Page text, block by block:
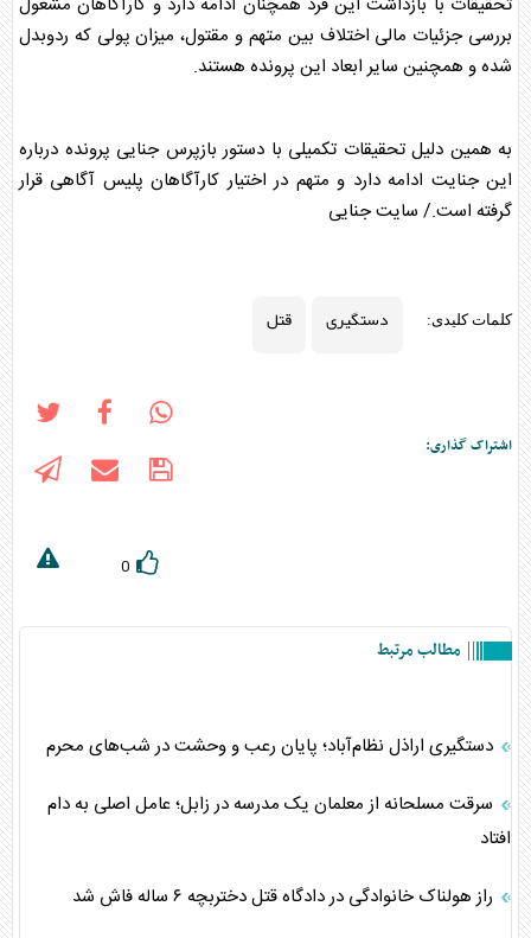
بررسی جزئیات مالی اختلاف بین متهم و مقتول، میزان پولی که ردوبدل
شده و همچنین سایر ابعاد این پرونده هستند.
به همین دلیل تحقیقات تکمیلی با دستور بازپرس جنایی پرونده درباره
این جنایت ادامه دارد و متهم در اختیار کارآگاهان پلیس آگاهی قرار
گرفته است./ سایت جنایی
کلمات کلیدی: دستگیری قتل
اشتراک گذاری:
0
مطالب مرتبط
دستگیری اراذل نظام‌آباد؛ پایان رعب و وحشت در شب‌های محرم
سرقت مسلحانه از معلمان یک مدرسه در زابل؛ عامل اصلی به دام
افتاد
راز هولناک خانوادگی در دادگاه قتل دختربچه ۶ ساله فاش شد